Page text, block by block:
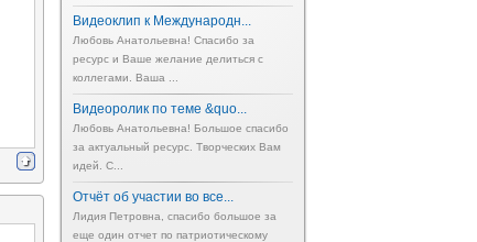
Видеоклип к Международн...
Любовь Анатольевна! Спасибо за
ресурс и Ваше желание делиться с
коллегами. Ваша ...
Видеоролик по теме &quo...
Любовь Анатольевна! Большое спасибо
за актуальный ресурс. Творческих Вам
идей. С...
Отчёт об участии во все...
Лидия Петровна, спасибо большое за
еще один отчет по патриотическому